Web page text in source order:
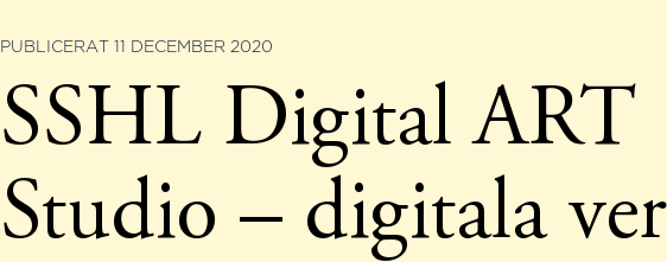
PUBLICERAT 11 DECEMBER 2020
SSHL Digital ART
Studio – digitala